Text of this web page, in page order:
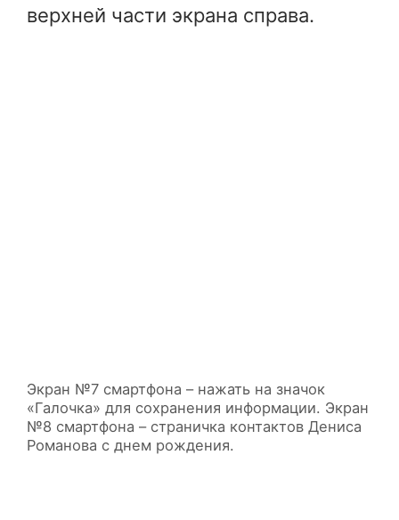
верхней части экрана справа.
Экран №7 смартфона – нажать на значок
«Галочка» для сохранения информации. Экран
№8 смартфона – страничка контактов Дениса
Романова с днем рождения.